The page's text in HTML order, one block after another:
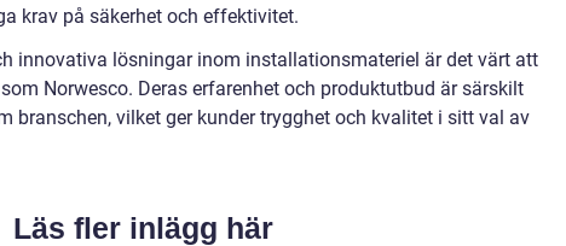
krav på säkerhet och effektivitet.
innovativa lösningar inom installationsmateriel är det värt att
Norwesco. Deras erfarenhet och produktutbud är särskilt
branschen, vilket ger kunder trygghet och kvalitet i sitt val av
Läs fler inlägg här